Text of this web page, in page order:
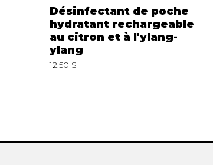
Désinfectant de poche
hydratant rechargeable
au citron et à l'ylang-
ylang
12.50 $